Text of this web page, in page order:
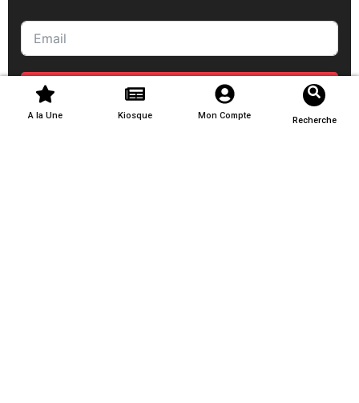
A la Une Kiosque Mon Compte Recherche